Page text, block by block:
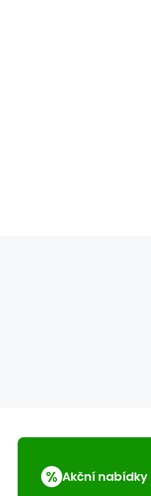
% Akční